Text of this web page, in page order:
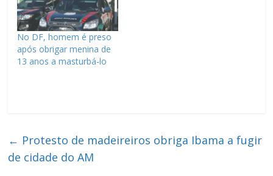
No DF, homem é preso
após obrigar menina de
13 anos a masturbá-lo
← Protesto de madeireiros obriga Ibama a fugir
de cidade do AM